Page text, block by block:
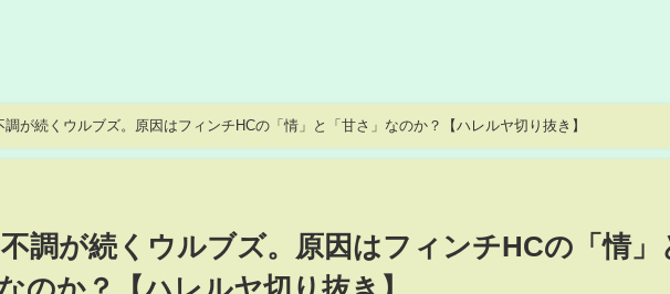
調が続くウルブズ。原因はフィンチHCの「情」と「甘さ」なのか？【ハレルヤ切り抜き】
不調が続くウルブズ。原因はフィンチHCの「情」
のか？【ハレルヤ切り抜き】